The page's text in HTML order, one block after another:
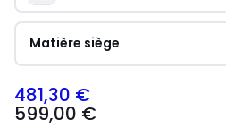
Matière siège
481,30 €
599,00 €